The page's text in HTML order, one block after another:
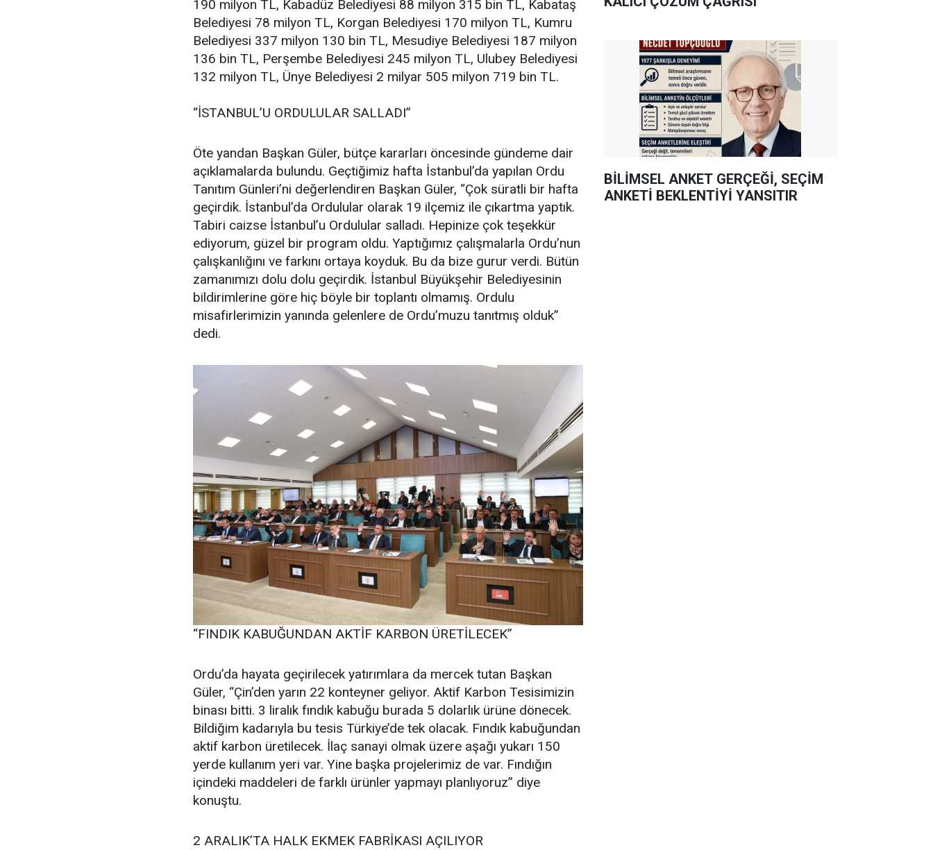
190 milyon TL, Kabadüz Belediyesi 88 milyon 315 bin TL, Kabataş
Belediyesi 78 milyon TL, Korgan Belediyesi 170 milyon TL, Kumru
Belediyesi 337 milyon 130 bin TL, Mesudiye Belediyesi 187 milyon
136 bin TL, Perşembe Belediyesi 245 milyon TL, Ulubey Belediyesi
132 milyon TL, Ünye Belediyesi 2 milyar 505 milyon 719 bin TL.
“İSTANBUL’U ORDULULAR SALLADI”
Öte yandan Başkan Güler, bütçe kararları öncesinde gündeme dair
açıklamalarda bulundu. Geçtiğimiz hafta İstanbul’da yapılan Ordu
Tanıtım Günleri’ni değerlendiren Başkan Güler, “Çok süratli bir hafta
geçirdik. İstanbul’da Ordulular olarak 19 ilçemiz ile çıkartma yaptık.
Tabiri caizse İstanbul’u Ordulular salladı. Hepinize çok teşekkür
ediyorum, güzel bir program oldu. Yaptığımız çalışmalarla Ordu’nun
çalışkanlığını ve farkını ortaya koyduk. Bu da bize gurur verdi. Bütün
zamanımızı dolu dolu geçirdik. İstanbul Büyükşehir Belediyesinin
bildirimlerine göre hiç böyle bir toplantı olmamış. Ordulu
misafirlerimizin yanında gelenlere de Ordu’muzu tanıtmış olduk”
dedi.
“FINDIK KABUĞUNDAN AKTİF KARBON ÜRETİLECEK”
Ordu’da hayata geçirilecek yatırımlara da mercek tutan Başkan
Güler, “Çin’den yarın 22 konteyner geliyor. Aktif Karbon Tesisimizin
binası bitti. 3 liralık fındık kabuğu burada 5 dolarlık ürüne dönecek.
Bildiğim kadarıyla bu tesis Türkiye’de tek olacak. Fındık kabuğundan
aktif karbon üretilecek. İlaç sanayi olmak üzere aşağı yukarı 150
yerde kullanım yeri var. Yine başka projelerimiz de var. Fındığın
içindeki maddeleri de farklı ürünler yapmayı planlıyoruz” diye
konuştu.
2 ARALIK’TA HALK EKMEK FABRİKASI AÇILIYOR
BİLİMSEL ANKET GERÇEĞİ, SEÇİM
ANKETİ BEKLENTİYİ YANSITIR